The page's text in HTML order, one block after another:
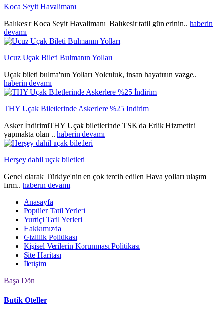
Koca Seyit Havalimanı
Balıkesir Koca Seyit Havalimanı Balıkesir tatil günlerinin.. haberin
devamı
Ucuz Uçak Bileti Bulmanın Yolları
Uçak bileti bulma'nın Yolları Yolculuk, insan hayatının vazge..
haberin devamı
THY Uçak Biletlerinde Askerlere %25 İndirim
Asker İndirimiTHY Uçak biletlerinde TSK'da Erlik Hizmetini
yapmakta olan .. haberin devamı
Herşey dahil uçak biletleri
Genel olarak Türkiye'nin en çok tercih edilen Hava yolları ulaşım
firm.. haberin devamı
Anasayfa
Popüler Tatil Yerleri
Yurtiçi Tatil Yerleri
Hakkımızda
Gizlilik Politikası
Kişisel Verilerin Korunması Politikası
Site Haritası
İletişim
Başa Dön
Butik Oteller